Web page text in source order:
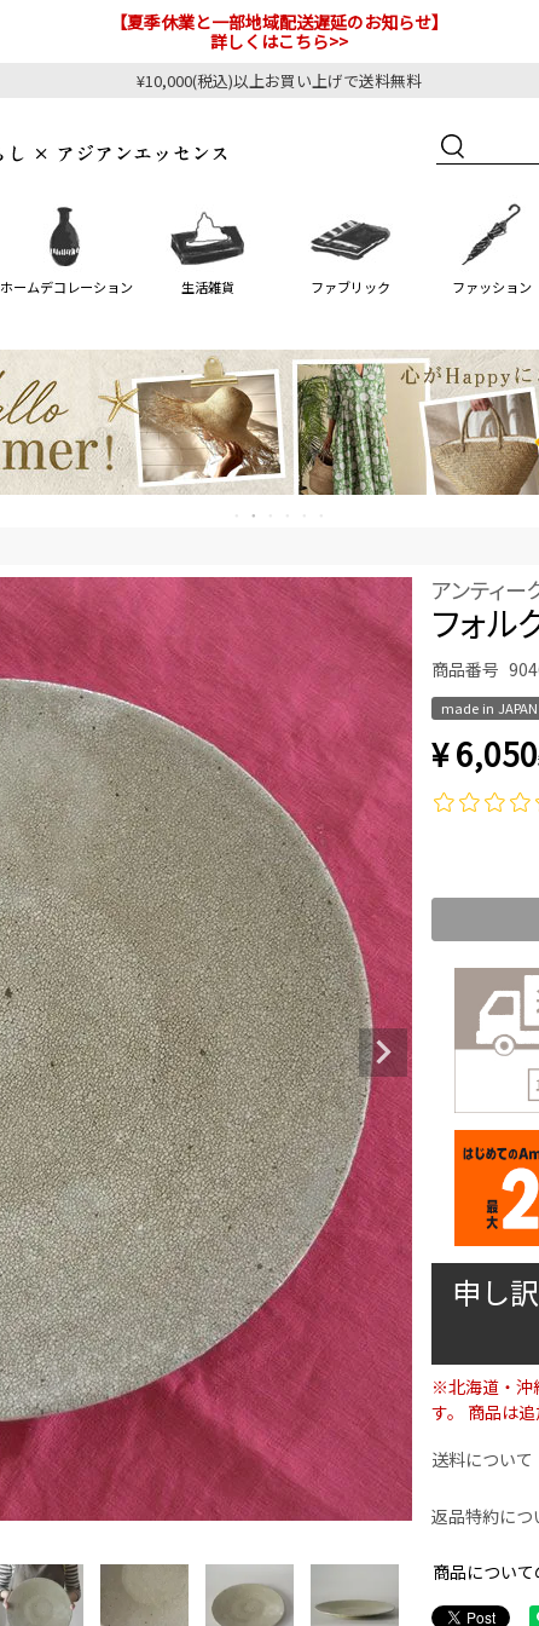
【夏季休業と一部地域配送遅延のお知らせ】
詳しくはこちら>>
¥10,000(税込)以上お買い上げで送料無料
ホームデコレーション 生活雑貨 ファブリック ファッション
アンティ
フォ
商品番号
made in JAPAN
¥6,050
申し
※北海道・沖
す。 商品は
送料について
返品特約につ
商品につい